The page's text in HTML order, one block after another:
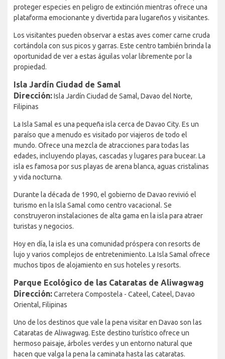
proteger especies en peligro de extinción mientras ofrece una
plataforma emocionante y divertida para lugareños y visitantes.
Los visitantes pueden observar a estas aves comer carne cruda
cortándola con sus picos y garras. Este centro también brinda la
oportunidad de ver a estas águilas volar libremente por la
propiedad.
Isla Jardín Ciudad de Samal
Dirección:Isla Jardín Ciudad de Samal, Davao del Norte,
Filipinas
La Isla Samal es una pequeña isla cerca de Davao City. Es un
paraíso que a menudo es visitado por viajeros de todo el
mundo. Ofrece una mezcla de atracciones para todas las
edades, incluyendo playas, cascadas y lugares para bucear. La
isla es famosa por sus playas de arena blanca, aguas cristalinas
y vida nocturna.
Durante la década de 1990, el gobierno de Davao revivió el
turismo en la Isla Samal como centro vacacional. Se
construyeron instalaciones de alta gama en la isla para atraer
turistas y negocios.
Hoy en día, la isla es una comunidad próspera con resorts de
lujo y varios complejos de entretenimiento. La Isla Samal ofrece
muchos tipos de alojamiento en sus hoteles y resorts.
Parque Ecológico de las Cataratas de Aliwagwag
Dirección:Carretera Compostela - Cateel, Cateel, Davao
Oriental, Filipinas
Uno de los destinos que vale la pena visitar en Davao son las
Cataratas de Aliwagwag. Este destino turístico ofrece un
hermoso paisaje, árboles verdes y un entorno natural que
hacen que valga la pena la caminata hasta las cataratas.